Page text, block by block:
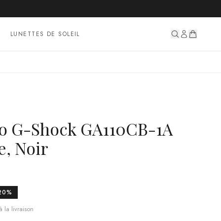
LUNETTES DE SOLEIL
Shock GA110CB-1A
Noir
%
la livraison